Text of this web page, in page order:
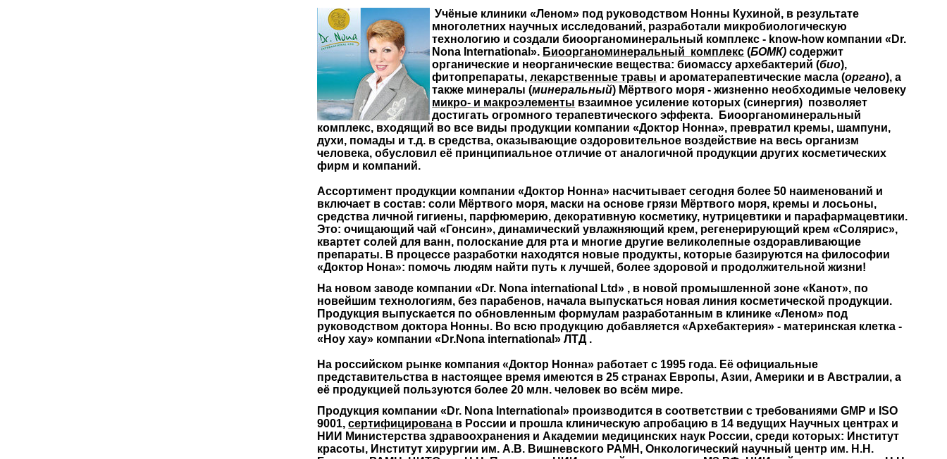
Учёные клиники «Леном» под руководством Нонны Кухиной, в результате
многолетних научных исследований, разработали микробиологическую
технологию и создали биоорганоминеральный комплекс - know-how компании«Dr.
Nona International». Биоорганоминеральный комплекс (БОМК) содержит
органические и неорганические вещества: биомассу архебактерий (био),
фитопрепараты,лекарственные травы и ароматерапевтические масла (органо), а
также минералы (минеральный) Мёртвого моря - жизненно необходимые человеку
микро- и макроэлементы взаимное усиление которых (синергия) позволяет
достигать огромного терапевтического эффекта.
Биоорганоминеральный
комплекс, входящий во все виды продукции компании «Доктор Нонна», превратил кремы, шампуни,
духи, помады и т.д. в средства, оказывающиеоздоровительное воздействие на весь организм
человека, обусловил её принципиальное отличие от аналогичной продукции других косметических
фирм и компаний.
Ассортимент продукции компании «Доктор Нонна» насчитывает сегодня более50 наименований и
включает в состав: соли Мёртвого моря, маски на основе грязи Мёртвого моря, кремы и лосьоны,
средства личной гигиены, парфюмерию,декоративную косметику, нутрицевтики и парафармацевтики.
Это: очищающий чай «Гонсин», динамический увлажняющий крем, регенерирующий крем «Солярис»,
квартет солей для ванн, полоскание для рта и многие другие великолепные оздоравливающие
препараты. В процессе разработки находятся новые продукты, которые базируются на философии
«Доктор Нона»: помочь людям найти путь к лучшей, более здоровой и продолжительной жизни!
На новом заводе компании «Dr. Nona international Ltd» , в новой промышленной зоне «Канот», по
новейшим технологиям, без парабенов, начала выпускаться новая линия косметической продукции.
Продукция выпускается по обновленным формулам разработанным в клинике «Леном» под
руководством доктора Нонны. Во всю продукцию добавляется «Архебактерия» - материнская клетка -
«Ноу хау» компании «Dr.Nona international» ЛТД .
На российском рынке компания «Доктор Нонна» работает с 1995 года. Её официальные
представительства в настоящее время имеются в 25 странах Европы, Азии, Америки и в Австралии, а
её продукцией пользуются более 20 млн. человек во всём мире.
Продукция компании «Dr. Nona International» производится в соответствии с требованиямиGMP и ISO
9001,сертифицирована в России и прошла клиническую апробацию в 14 ведущих Научных центрах и
НИИ Министерства здравоохранения и Академии медицинских наук России, среди которых: Институт
красоты, Институт хирургии им. А.В. Вишневского РАМН, Онкологический научный центр им. Н.Н.